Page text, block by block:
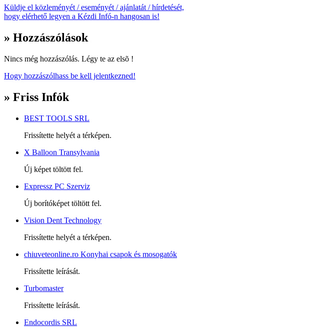
Küldje el közleményét / eseményét / ajánlatát / hírdetését,
hogy elérhető legyen a Kézdi Infó-n hangosan is!
» Hozzászólások
Nincs még hozzászólás. Légy te az elsõ !
Hogy hozzászólhass be kell jelentkezned!
» Friss Infók
BEST TOOLS SRL
Frissítette helyét a térképen.
X Balloon Transylvania
Új képet töltött fel.
Expressz PC Szerviz
Új borítóképet töltött fel.
Vision Dent Technology
Frissítette helyét a térképen.
chiuveteonline.ro Konyhai csapok és mosogatók
Frissítette leírását.
Turbomaster
Frissítette leírását.
Endocordis SRL